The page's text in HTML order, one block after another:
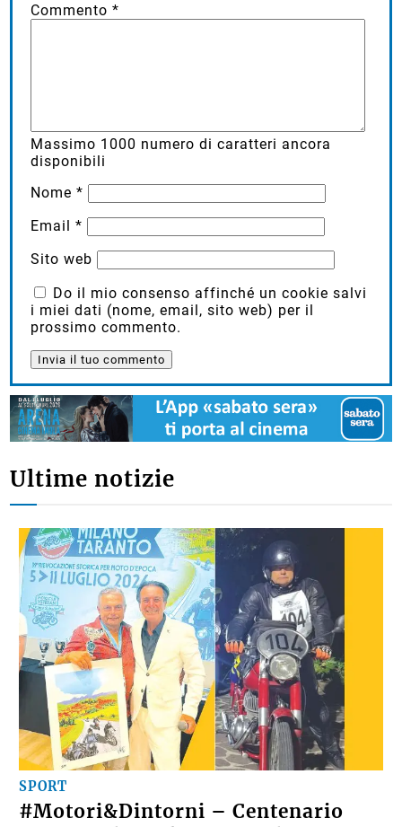
Commento*
Massimo 1000 numero di caratteri ancora
disponibili
Nome*
Email*
Sito web
Do il mio consenso affinché un cookie salvi
i miei dati (nome, email, sito web) per il
prossimo commento.
Ultime notizie
SPORT
#Motori&Dintorni – Centenario